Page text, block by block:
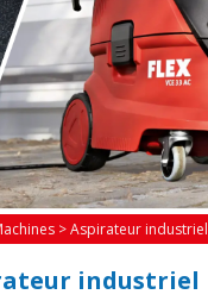
>Aspirateur industriel
industriel